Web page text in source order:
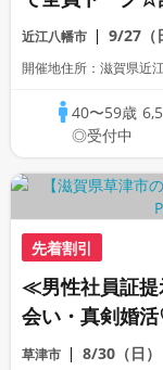
ー
近江八幡市 9/27（
開催地住所：滋賀県近
40〜59歳
◎受付中
先着割引
≪男性社員証提
会い・真剣婚
で盛り上がろ
草津市 8/30（日）